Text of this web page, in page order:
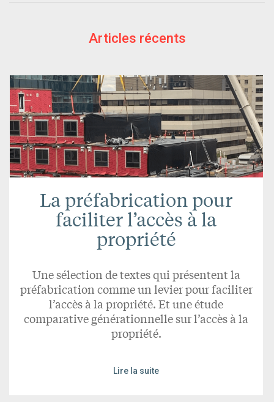
Articles récents
La préfabrication pour
faciliter l’accès à la
propriété
Une sélection de textes qui présentent la
préfabrication comme un levier pour faciliter
l’accès à la propriété. Et une étude
comparative générationnelle sur l’accès à la
propriété.
Lire la suite